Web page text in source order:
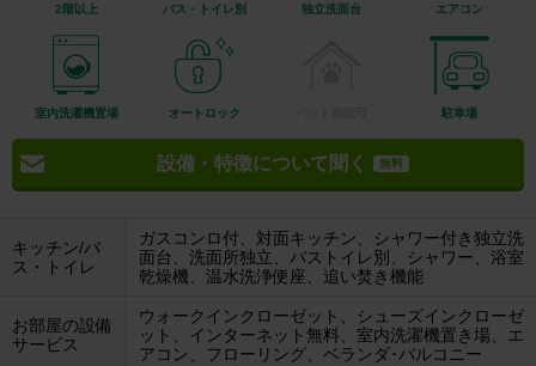
2階以上 バス・トイレ別 独立洗面台 エアコン
室内洗濯機置場 オートロック 駐車場
設備・特徴について聞く 無料
キッチン/バ
ス・トイレ
ガスコンロ付、対面キッチン、シャワー付き独立洗
面台、洗面所独立、バストイレ別、シャワー、浴室
乾燥機、温水洗浄便座、追い焚き機能
お部屋の設備
サービス
ウォークインクローゼット、シューズインクローゼ
ット、インターネット無料、室内洗濯機置き場、エ
アコン、フローリング、ベランダ･バルコニー